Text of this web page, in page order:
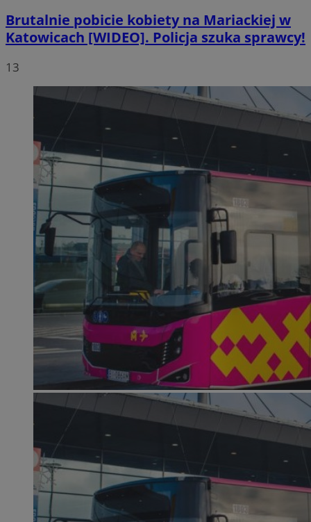
Brutalnie pobicie kobiety na Mariackiej w
Katowicach [WIDEO]. Policja szuka sprawcy!
13